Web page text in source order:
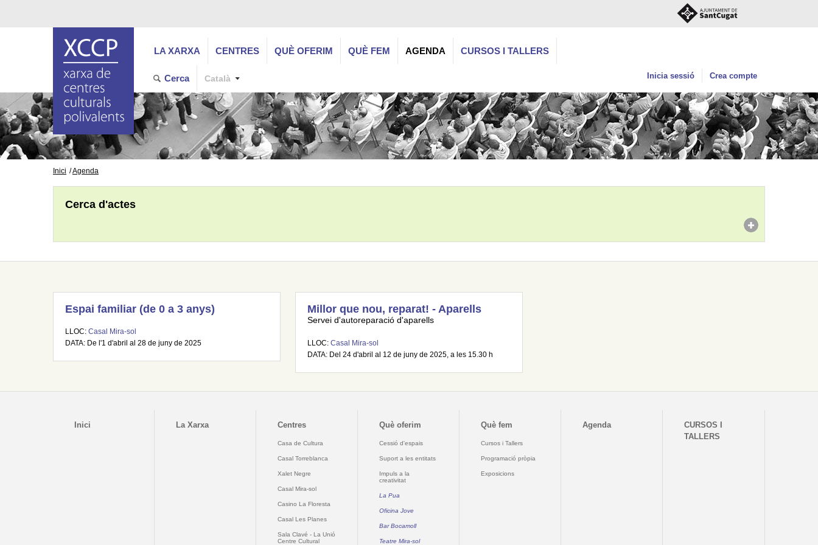
LA XARXA CENTRES QUÈ OFERIM QUÈ FEM AGENDA CURSOS I TALLERS
Cerca Català Inicia sessió Crea compte
Inici Agenda
Cerca d'actes
Espai familiar (de 0 a 3 anys)
LLOC: Casal Mira-sol
DATA: De l'1 d'abril al 28 de juny de 2025
Millor que nou, reparat! - Aparells
Servei d'autoreparació d'aparells
LLOC: Casal Mira-sol
DATA: Del 24 d'abril al 12 de juny de 2025, a les 15.30 h
Inici La Xarxa Centres
Casa de Cultura
Casal Torreblanca
Xalet Negre
Casal Mira-sol
Casino La Floresta
Casal Les Planes
Sala Clavé - La Unió
Centre Cultural
Què oferim
Cessió d'espais
Suport a les entitats
Impuls a la
creativitat
La Pua
Oficina Jove
Bar Bocamoll
Teatre Mira-sol
Què fem
Cursos i Tallers
Programació pròpia
Exposicions
Agenda
CURSOS I
TALLERS